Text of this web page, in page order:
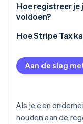
Hoe registreer je
voldoen?
Hoe Stripe Tax
Aan de slag
Als je een
houden aan de